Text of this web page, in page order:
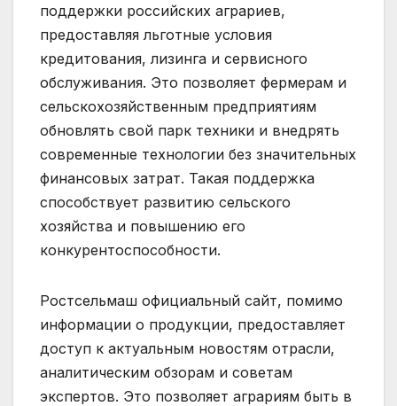
поддержки российских аграриев,
предоставляя льготные условия
кредитования, лизинга и сервисного
обслуживания. Это позволяет фермерам и
сельскохозяйственным предприятиям
обновлять свой парк техники и внедрять
современные технологии без значительных
финансовых затрат. Такая поддержка
способствует развитию сельского
хозяйства и повышению его
конкурентоспособности.
Ростсельмаш официальный сайт, помимо
информации о продукции, предоставляет
доступ к актуальным новостям отрасли,
аналитическим обзорам и советам
экспертов. Это позволяет аграриям быть в